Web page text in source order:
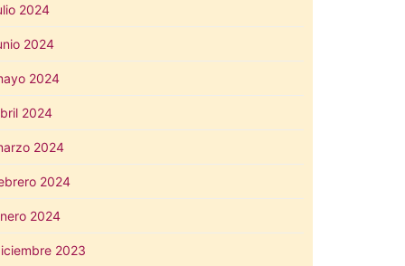
2024
2024
2024
2024
2024
2024
2024
2023